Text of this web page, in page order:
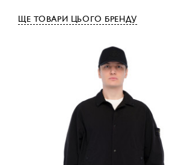
ЩЕ ТОВАРИ ЦЬОГО БРЕНДУ